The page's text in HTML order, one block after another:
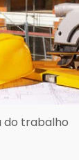
do trabalho